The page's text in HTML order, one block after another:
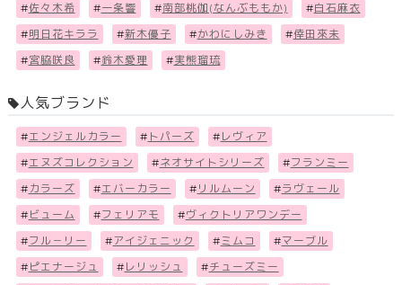
#佐々木希 #一条響 #南部桃伽(なんぶももか) #白石麻衣
#明日花キララ #新木優子 #かわにしみき #倖田來未
#宮脇咲良 #鈴木愛理 #実熊瑠琉
人気ブランド
#エンジェルカラー # トパーズ # レヴィア
#エヌズコレクション #ネオサイトシリーズ #フランミー
# カラーズ #エバーカラー # リルムーン #ラヴェール
# ビューム #フェリアモ #ヴィクトリアワンデー
#フル－リー #アイジェニック #ミムコ #マーブル
# ピエナージュ # レリッシュ #チューズミー